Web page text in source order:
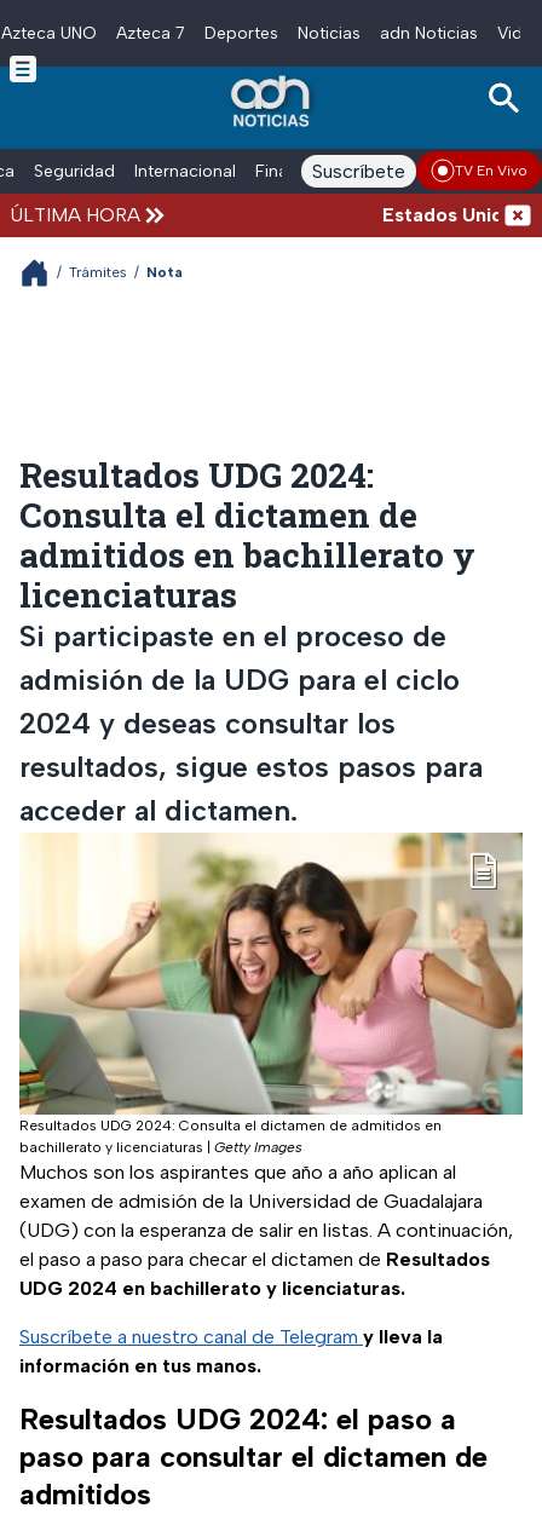
Skip to main content
Azteca UNO Azteca 7 Deportes Noticias adn Noticias
Seguridad Internacional Finanzas adn Noticias Radio
Suscríbete TV En Vivo
ÚLTIMA HORA Estados Unidos
/ Trámites / Nota
Resultados UDG 2024:
Consulta el dictamen de
admitidos en bachillerato y
licenciaturas
Si participaste en el proceso de
admisión de la UDG para el ciclo
2024 y deseas consultar los
resultados, sigue estos pasos para
acceder al dictamen.
Resultados UDG 2024: Consulta el dictamen de admitidos en
bachillerato y licenciaturas
Getty Images
Muchos son los aspirantes que año a año aplican al
examen de admisión de la Universidad de Guadalajara
(UDG) con la esperanza de salir en listas. A continuación,
el paso a paso para checar el dictamen de Resultados
UDG 2024 en bachillerato y licenciaturas.
Suscríbete a nuestro canal de Telegram y lleva la
información en tus manos.
Resultados UDG 2024: el paso a
paso para consultar el dictamen de
admitidos